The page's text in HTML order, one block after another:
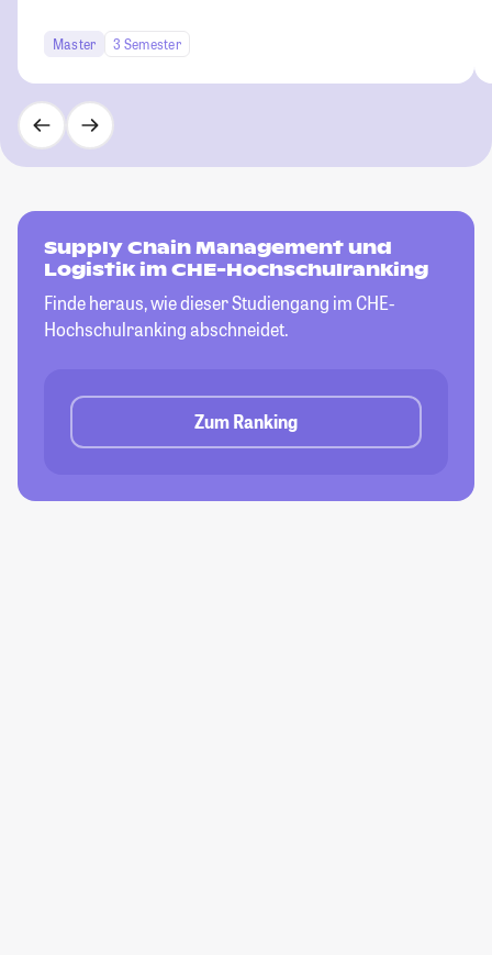
Master 3 Semester
Supply Chain Management und
Logistik im CHE-Hochschulranking
Finde heraus, wie dieser Studiengang im CHE-
Hochschulranking abschneidet.
Zum Ranking